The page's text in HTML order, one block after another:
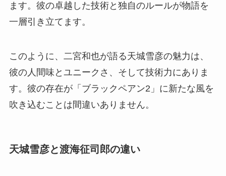
ます。彼の卓越した技術と独自のルールが物語を
一層引き立てます。
このように、二宮和也が語る天城雪彦の魅力は、
彼の人間味とユニークさ、そして技術力にありま
す。彼の存在が「ブラックペアン2」に新たな風を
吹き込むことは間違いありません。
天城雪彦と渡海征司郎の違い